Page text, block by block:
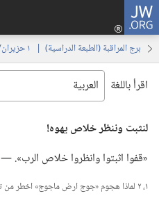
JW.ORG
برج المراقبة (‏الطبعة الدراسية)‏ | ‏‎ ١‏ ‏‎حزيران/يونيو‏ ‎٢٠٠٣
اقرأ باللغة
لنثبت وننظر خلاص يهوه!‏
‏«قفوا اثبتوا وانظروا خلاص الرب».‏ —‏
١،‏ ٢ لماذا هجوم «جوج ارض ماجوج» اخطر من تهديد الارهاب الدولي؟‏